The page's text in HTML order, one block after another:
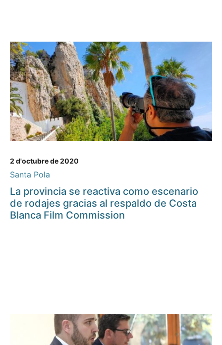
2 d'octubre de 2020
Santa Pola
La provincia se reactiva como escenario
de rodajes gracias al respaldo de Costa
Blanca Film Commission